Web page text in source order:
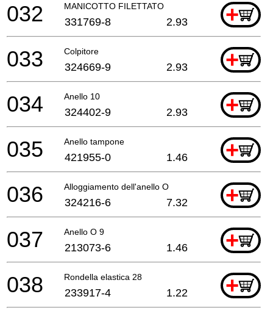
MANICOTTO FILETTATO +
032 331769-8 2.93
Colpitore +
033 324669-9 2.93
Anello 10 +
034 324402-9 2.93
Anello tampone +
035 421955-0 1.46
Alloggiamento dell'anello O +
036 324216-6 7.32
Anello O 9 +
037 213073-6 1.46
Rondella elastica 28 +
038 233917-4 1.22